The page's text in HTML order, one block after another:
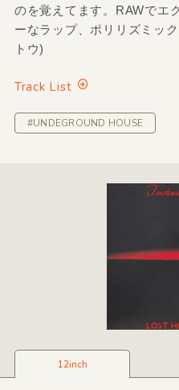
のを覚えてます。RAWでエ
ーなラップ、ポリリズミッ
トウ)
Track List
#UNDEGROUND HOUSE
12inch